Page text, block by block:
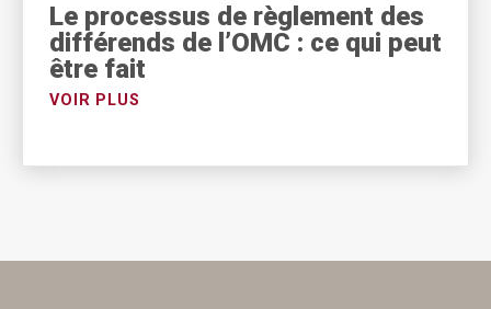
Le processus de règlement des
différends de l’OMC : ce qui peut
être fait
VOIR PLUS